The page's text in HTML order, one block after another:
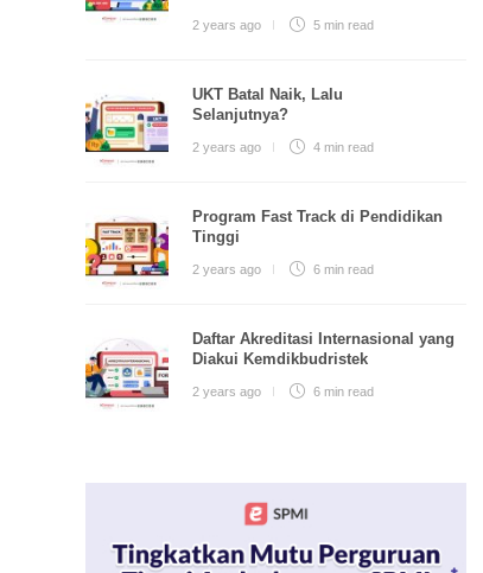
2 years ago 5 min read
UKT Batal Naik, Lalu
Selanjutnya?
2 years ago 4 min read
Program Fast Track di Pendidikan
Tinggi
2 years ago 6 min read
Daftar Akreditasi Internasional yang
Diakui Kemdikbudristek
2 years ago 6 min read